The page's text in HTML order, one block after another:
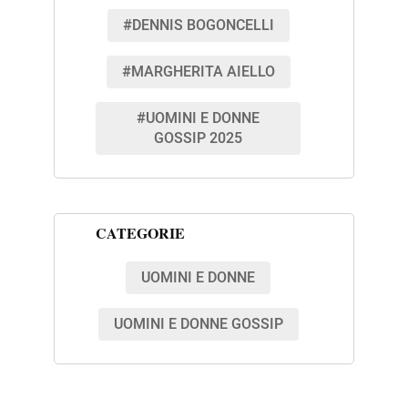
#DENNIS BOGONCELLI
#MARGHERITA AIELLO
#UOMINI E DONNE
GOSSIP 2025
CATEGORIE
UOMINI E DONNE
UOMINI E DONNE GOSSIP